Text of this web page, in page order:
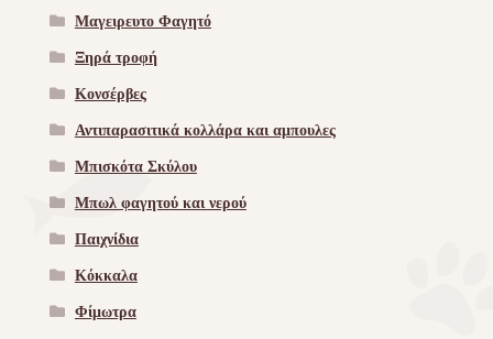
Μαγειρευτο Φαγητό
Ξηρά τροφή
Κονσέρβες
Αντιπαρασιτικά κολλάρα και αμπουλες
Μπισκότα Σκύλου
Μπωλ φαγητού και νερού
Παιχνίδια
Κόκκαλα
Φίμωτρα